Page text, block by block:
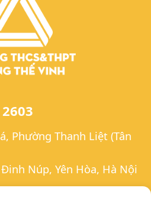
Phường Thanh Liệt (Tân
Núp, Yên Hòa, Hà Nội